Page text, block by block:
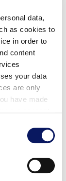
data,
as cookies to
in order to
content
your data
are only
have made
is processed
Walt Disney
в
Bradley и
Walt